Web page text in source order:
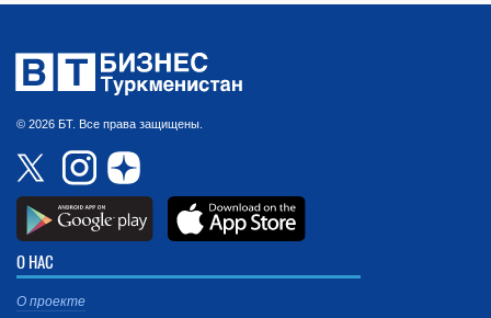
© 2026 БТ. Все права защищены.
О НАС
О проекте